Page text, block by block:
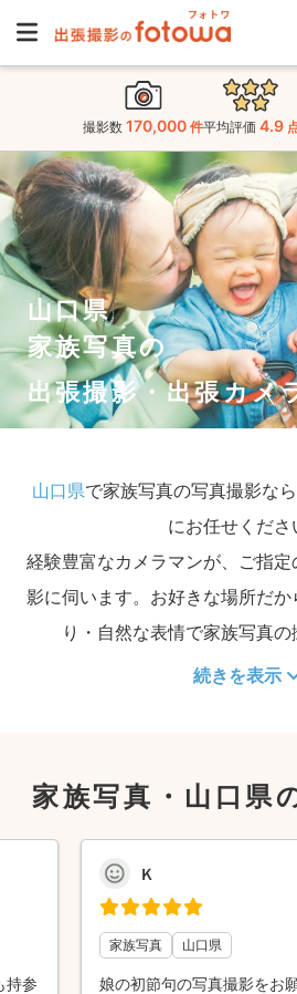
撮影数 170,000 件平均評価 4.9
山口県
家族写真の
出張撮影・出張カメ
山口県で家族写真の写真撮影な
にお任せくださ
経験豊富なカメラマンが、ご指
影に伺います。お好きな場所だ
り・自然な表情で家族写真の
続きを表示
家族写真・山口県
持参
Ｋ
家族写真 山口県
娘の初節句の写真撮影をお